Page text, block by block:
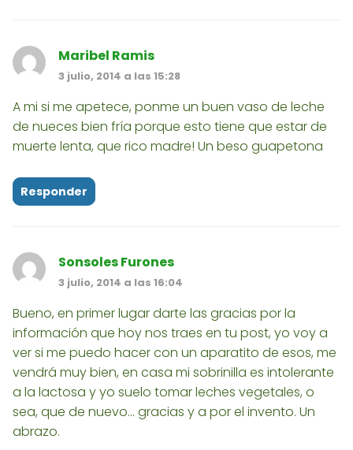
Maribel Ramis
3 julio, 2014 a las 15:28
A mi si me apetece, ponme un buen vaso de leche
de nueces bien fría porque esto tiene que estar de
muerte lenta, que rico madre! Un beso guapetona
Responder
Sonsoles Furones
3 julio, 2014 a las 16:04
Bueno, en primer lugar darte las gracias por la
información que hoy nos traes en tu post, yo voy a
ver si me puedo hacer con un aparatito de esos, me
vendrá muy bien, en casa mi sobrinilla es intolerante
a la lactosa y yo suelo tomar leches vegetales, o
sea, que de nuevo... gracias y a por el invento. Un
abrazo.